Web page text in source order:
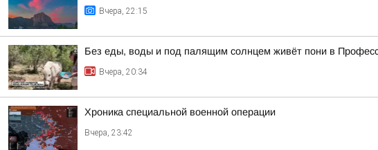
Вчера, 22:15
Без еды, воды и под палящим солнцем живёт пони в
Вчера, 20:34
Хроника специальной военной операции
Вчера, 23:42